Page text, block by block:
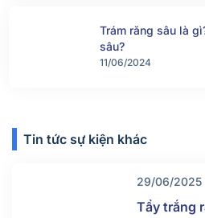
Trám răng sâu là
sâu?
11/06/2024
Tin tức sự kiện khác
29/06/2025
Tẩy trắng